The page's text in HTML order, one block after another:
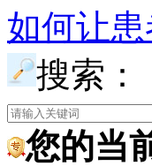
如何让
搜索：
您的当